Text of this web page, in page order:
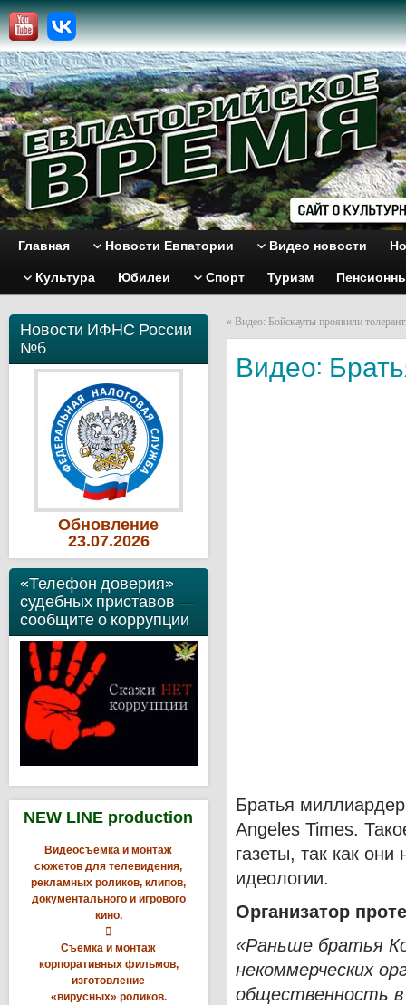
Главная Новости Евпатории Видео новости
Культура Юбилеи Спорт Туризм
Новости ИФНС России
№6
Обновление
23.07.2026
«Телефон доверия»
судебных приставов —
сообщите о коррупции
NEW LINE production
Видеосъемка и монтаж
сюжетов для телевидения,
рекламных роликов, клипов,
документального и игрового
кино.

Съемка и монтаж
корпоративных фильмов,
изготовление
«вирусных» роликов.
« Видео: Бойскауты проявили
Видео:
Братья
Angeles Times.
газеты, так как
идеологии.
Организатор
«Раньше братья
некоммерческих
общественность